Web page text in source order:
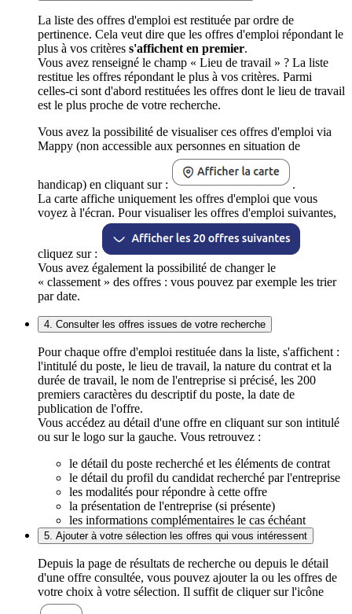
La liste des offres d'emploi est restituée par ordre de
pertinence. Cela veut dire que les offres d'emploi répondant le
plus à vos critères s'affichent en premier.
Vous avez renseigné le champ « Lieu de travail » ? La liste
restitue les offres répondant le plus à vos critères. Parmi
celles-ci sont d'abord restituées les offres dont le lieu de travail
est le plus proche de votre recherche.
Vous avez la possibilité de visualiser ces offres d'emploi via
Mappy (non accessible aux personnes en situation de
handicap) en cliquant sur :
.
La carte affiche uniquement les offres d'emploi que vous
voyez à l'écran. Pour visualiser les offres d'emploi suivantes,
cliquez sur :
Vous avez également la possibilité de changer le
« classement » des offres : vous pouvez par exemple les trier
par date.
4. Consulter les offres issues de votre recherche
Pour chaque offre d'emploi restituée dans la liste, s'affichent :
l'intitulé du poste, le lieu de travail, la nature du contrat et la
durée de travail, le nom de l'entreprise si précisé, les 200
premiers caractères du descriptif du poste, la date de
publication de l'offre.
Vous accédez au détail d'une offre en cliquant sur son intitulé
ou sur le logo sur la gauche. Vous retrouvez :
le détail du poste recherché et les éléments de contrat
le détail du profil du candidat recherché par l'entreprise
les modalités pour répondre à cette offre
la présentation de l'entreprise (si présente)
les informations complémentaires le cas échéant
5. Ajouter à votre sélection les offres qui vous intéressent
Depuis la page de résultats de recherche ou depuis le détail
d'une offre consultée, vous pouvez ajouter la ou les offres de
votre choix à votre sélection. Il suffit de cliquer sur l'icône